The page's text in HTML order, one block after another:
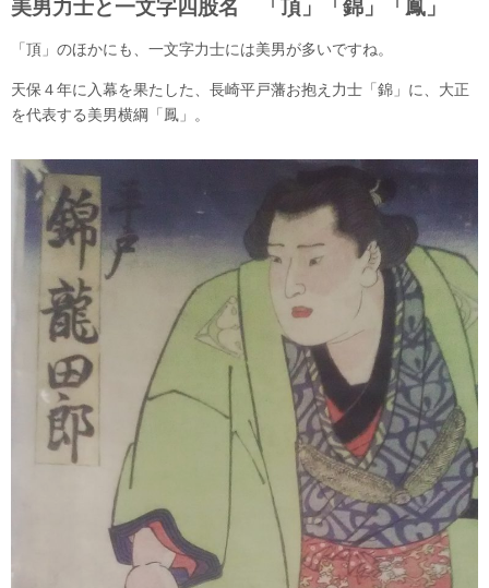
美男力士と一文字四股名 「頂」「錦」「鳳」
「頂」のほかにも、一文字力士には美男が多いですね。
天保４年に入幕を果たした、長崎平戸藩お抱え力士「錦」に、大正
を代表する美男横綱「鳳」。